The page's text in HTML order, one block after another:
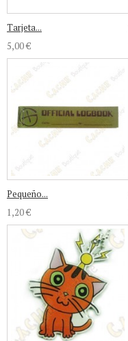
Tarjeta...
5,00 €
Pequeño...
1,20 €